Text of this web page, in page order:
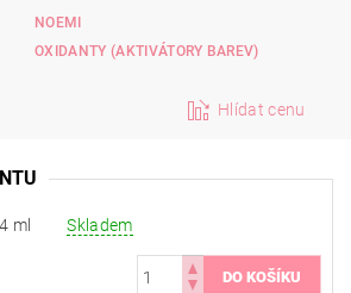
NOEMI
OXIDANTY (AKTIVÁTORY BAREV)
Hlídat cenu
ml Skladem